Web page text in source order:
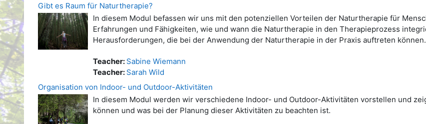
Gibt es Raum für Naturtherapie?
In diesem Modul befassen wir uns mit den potenziellen Vorteilen der Naturtherapie für
Erfahrungen und Fähigkeiten, wie und wann die Naturtherapie in den Therapieprozess
Herausforderungen, die bei der Anwendung der Naturtherapie in der Praxis auftreten können.
Teacher: Sabine Wiemann
Teacher: Sarah Wild
Organisation von Indoor- und Outdoor-Aktivitäten
In diesem Modul werden wir verschiedene Indoor- und Outdoor-Aktivitäten vorstellen und
können und was bei der Planung dieser Aktivitäten zu beachten ist.